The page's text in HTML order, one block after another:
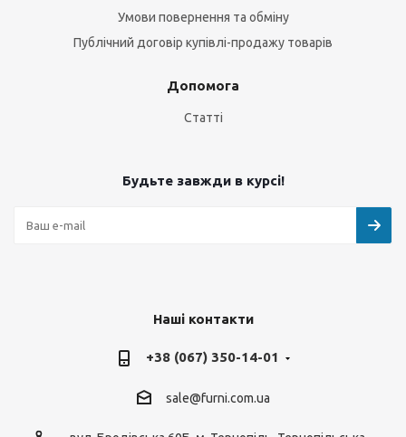
Умови повернення та обміну
Публічний договір купівлі-продажу товарів
Допомога
Статті
Будьте завжди в курсі!
Наші контакти
+38 (067) 350-14-01
sale@furni.com.ua